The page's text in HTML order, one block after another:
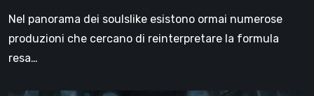
Nel panorama dei soulslike esistono ormai numerose
produzioni che cercano di reinterpretare la formula
resa…